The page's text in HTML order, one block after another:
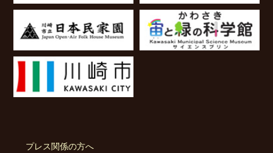
プレス関係の方へ